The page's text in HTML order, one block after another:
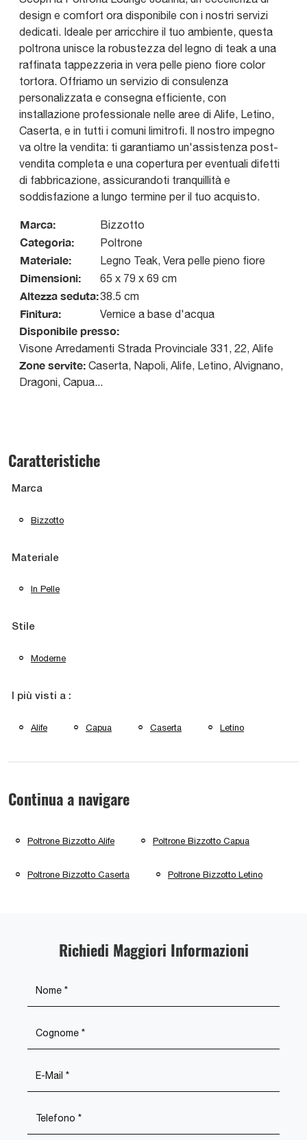
design e comfort ora disponibile con i nostri servizi
dedicati. Ideale per arricchire il tuo ambiente, questa
poltrona unisce la robustezza del legno di teak a una
raffinata tappezzeria in vera pelle pieno fiore color
tortora. Offriamo un servizio di consulenza
personalizzata e consegna efficiente, con
installazione professionale nelle aree di Alife, Letino,
Caserta, e in tutti i comuni limitrofi. Il nostro impegno
va oltre la vendita: ti garantiamo un'assistenza post-
vendita completa e una copertura per eventuali difetti
di fabbricazione, assicurandoti tranquillità e
soddisfazione a lungo termine per il tuo acquisto.
Marca: Bizzotto
Categoria: Poltrone
Materiale: Legno Teak, Vera pelle pieno fiore
Dimensioni: 65 x 79 x 69 cm
Altezza seduta:38.5 cm
Finitura: Vernice a base d'acqua
Disponibile presso:
Visone Arredamenti Strada Provinciale 331, 22, Alife
Zone servite: Caserta, Napoli, Alife, Letino, Alvignano,
Dragoni, Capua...
Caratteristiche
Marca
Bizzotto
Materiale
In Pelle
Stile
Moderne
I più visti a :
Alife Capua Caserta Letino
Continua a navigare
Poltrone Bizzotto Alife Poltrone Bizzotto Capua
Poltrone Bizzotto Caserta Poltrone Bizzotto Letino
Richiedi Maggiori Informazioni